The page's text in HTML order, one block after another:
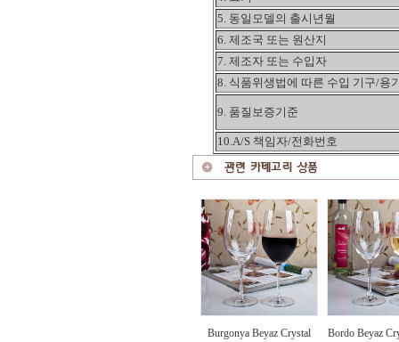
5. 동일모델의 출시년월
6. 제조국 또는 원산지
7. 제조자 또는 수입자
8. 식품위생법에 따른 수입 기구/용
9. 품질보증기준
10.A/S 책임자/전화번호
Burgonya Beyaz Crystal
Bordo Beyaz